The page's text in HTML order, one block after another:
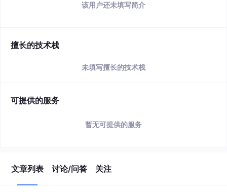
该用户还未填写简介
擅长的技术栈
未填写擅长的技术栈
可提供的服务
暂无可提供的服务
文章列表 讨论/问答 关注